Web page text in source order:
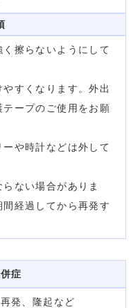
擦らないようにして
すくなります。外出
ープのご使用をお願
や時計などは外して
ない場合がありま
経過してから再発す
症
発、隆起など